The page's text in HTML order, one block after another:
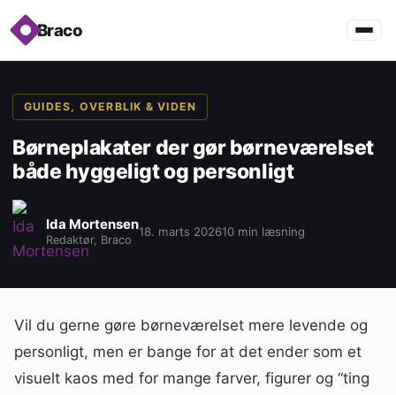
Braco
GUIDES, OVERBLIK & VIDEN
Børneplakater der gør børneværelset
både hyggeligt og personligt
Ida Mortensen
Redaktør, Braco
18. marts 202610 min læsning
Vil du gerne gøre børneværelset mere levende og
personligt, men er bange for at det ender som et
visuelt kaos med for mange farver, figurer og “ting